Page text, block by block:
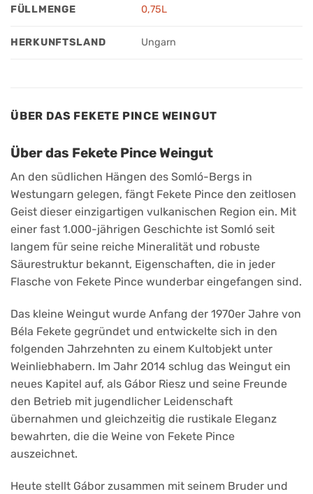
FÜLLMENGE 0,75L
HERKUNFTSLAND Ungarn
ÜBER DAS FEKETE PINCE WEINGUT
Über das Fekete Pince Weingut
An den südlichen Hängen des Somló-Bergs in
Westungarn gelegen, fängt Fekete Pince den zeitlosen
Geist dieser einzigartigen vulkanischen Region ein. Mit
einer fast 1.000-jährigen Geschichte ist Somló seit
langem für seine reiche Mineralität und robuste
Säurestruktur bekannt, Eigenschaften, die in jeder
Flasche von Fekete Pince wunderbar eingefangen sind.
Das kleine Weingut wurde Anfang der 1970er Jahre von
Béla Fekete gegründet und entwickelte sich in den
folgenden Jahrzehnten zu einem Kultobjekt unter
Weinliebhabern. Im Jahr 2014 schlug das Weingut ein
neues Kapitel auf, als Gábor Riesz und seine Freunde
den Betrieb mit jugendlicher Leidenschaft
übernahmen und gleichzeitig die rustikale Eleganz
bewahrten, die die Weine von Fekete Pince
auszeichnet.
Heute stellt Gábor zusammen mit seinem Bruder und